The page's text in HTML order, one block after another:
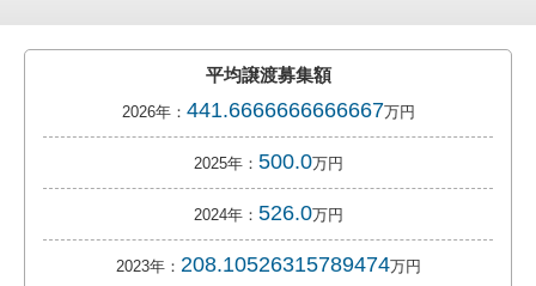
平均譲渡募集額
2026年： 441.6666666666667万円
2025年： 500.0万円
2024年： 526.0万円
2023年： 208.10526315789474万円